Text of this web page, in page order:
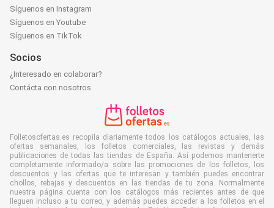
Síguenos en Instagram
Síguenos en Youtube
Síguenos en TikTok
Socios
¿Interesado en colaborar?
Contácta con nosotros
Folletosofertas.es recopila diariamente todos los catálogos actuales, las
ofertas semanales, los folletos comerciales, las revistas y demás
publicaciones de todas las tiendas de España. Así podemos mantenerte
completamente informado/a sobre las promociones de los folletos, los
descuentos y las ofertas que te interesan y también puedes encontrar
chollos, rebajas y descuentos en las tiendas de tu zona. Normalmente
nuestra página cuenta con los catálogos más recientes antes de que
lleguen incluso a tu correo, y además puedes acceder a los folletos en el